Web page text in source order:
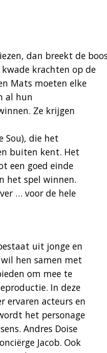
dan breekt de
krachten op de
Mats moeten elke
al hun
Ze krijgen
Sou), die het
buiten kent. Het
een goed einde
het spel winnen.
… voor de hele
uit jonge en
hen samen met
om mee te
In deze
ervaren acteurs en
het personage
Andres Doise
Jacob. Ook